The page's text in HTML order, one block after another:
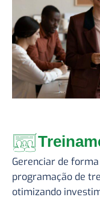
Gerenciar de
programação de
otimizando